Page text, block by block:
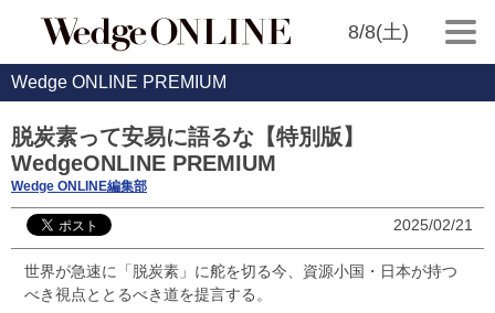
8/8(土)
Wedge ONLINE PREMIUM
脱炭素って安易に語るな【特別版】
WedgeONLINE PREMIUM
Wedge ONLINE編集部
2025/02/21
世界が急速に「脱炭素」に舵を切る今、資源小国・日本が持つ
べき視点ととるべき道を提言する。